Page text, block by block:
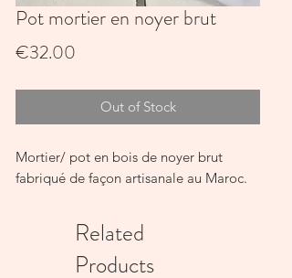
Pot mortier en noyer brut
€32.00
Out of Stock
Mortier/ pot en bois de noyer brut
fabriqué de façon artisanale au Maroc.
Chaque création est unique.
Related
Products